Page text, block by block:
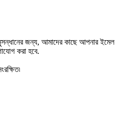
জন্য, আমাদের কাছে আপনার ইমেল
করা হবে.